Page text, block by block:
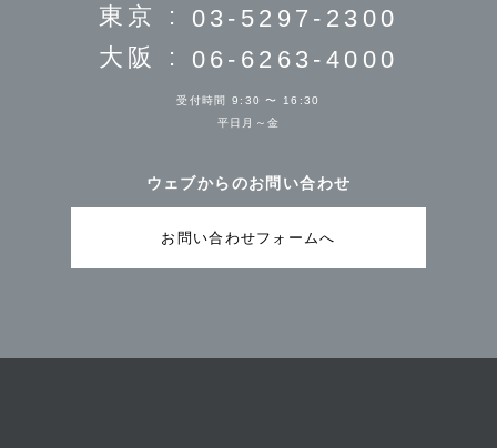
東京 : 03-5297-2300
大阪 : 06-6263-4000
受付時間 9:30 〜 16:30
平日月～金
ウェブからのお問い合わせ
お問い合わせフォームへ